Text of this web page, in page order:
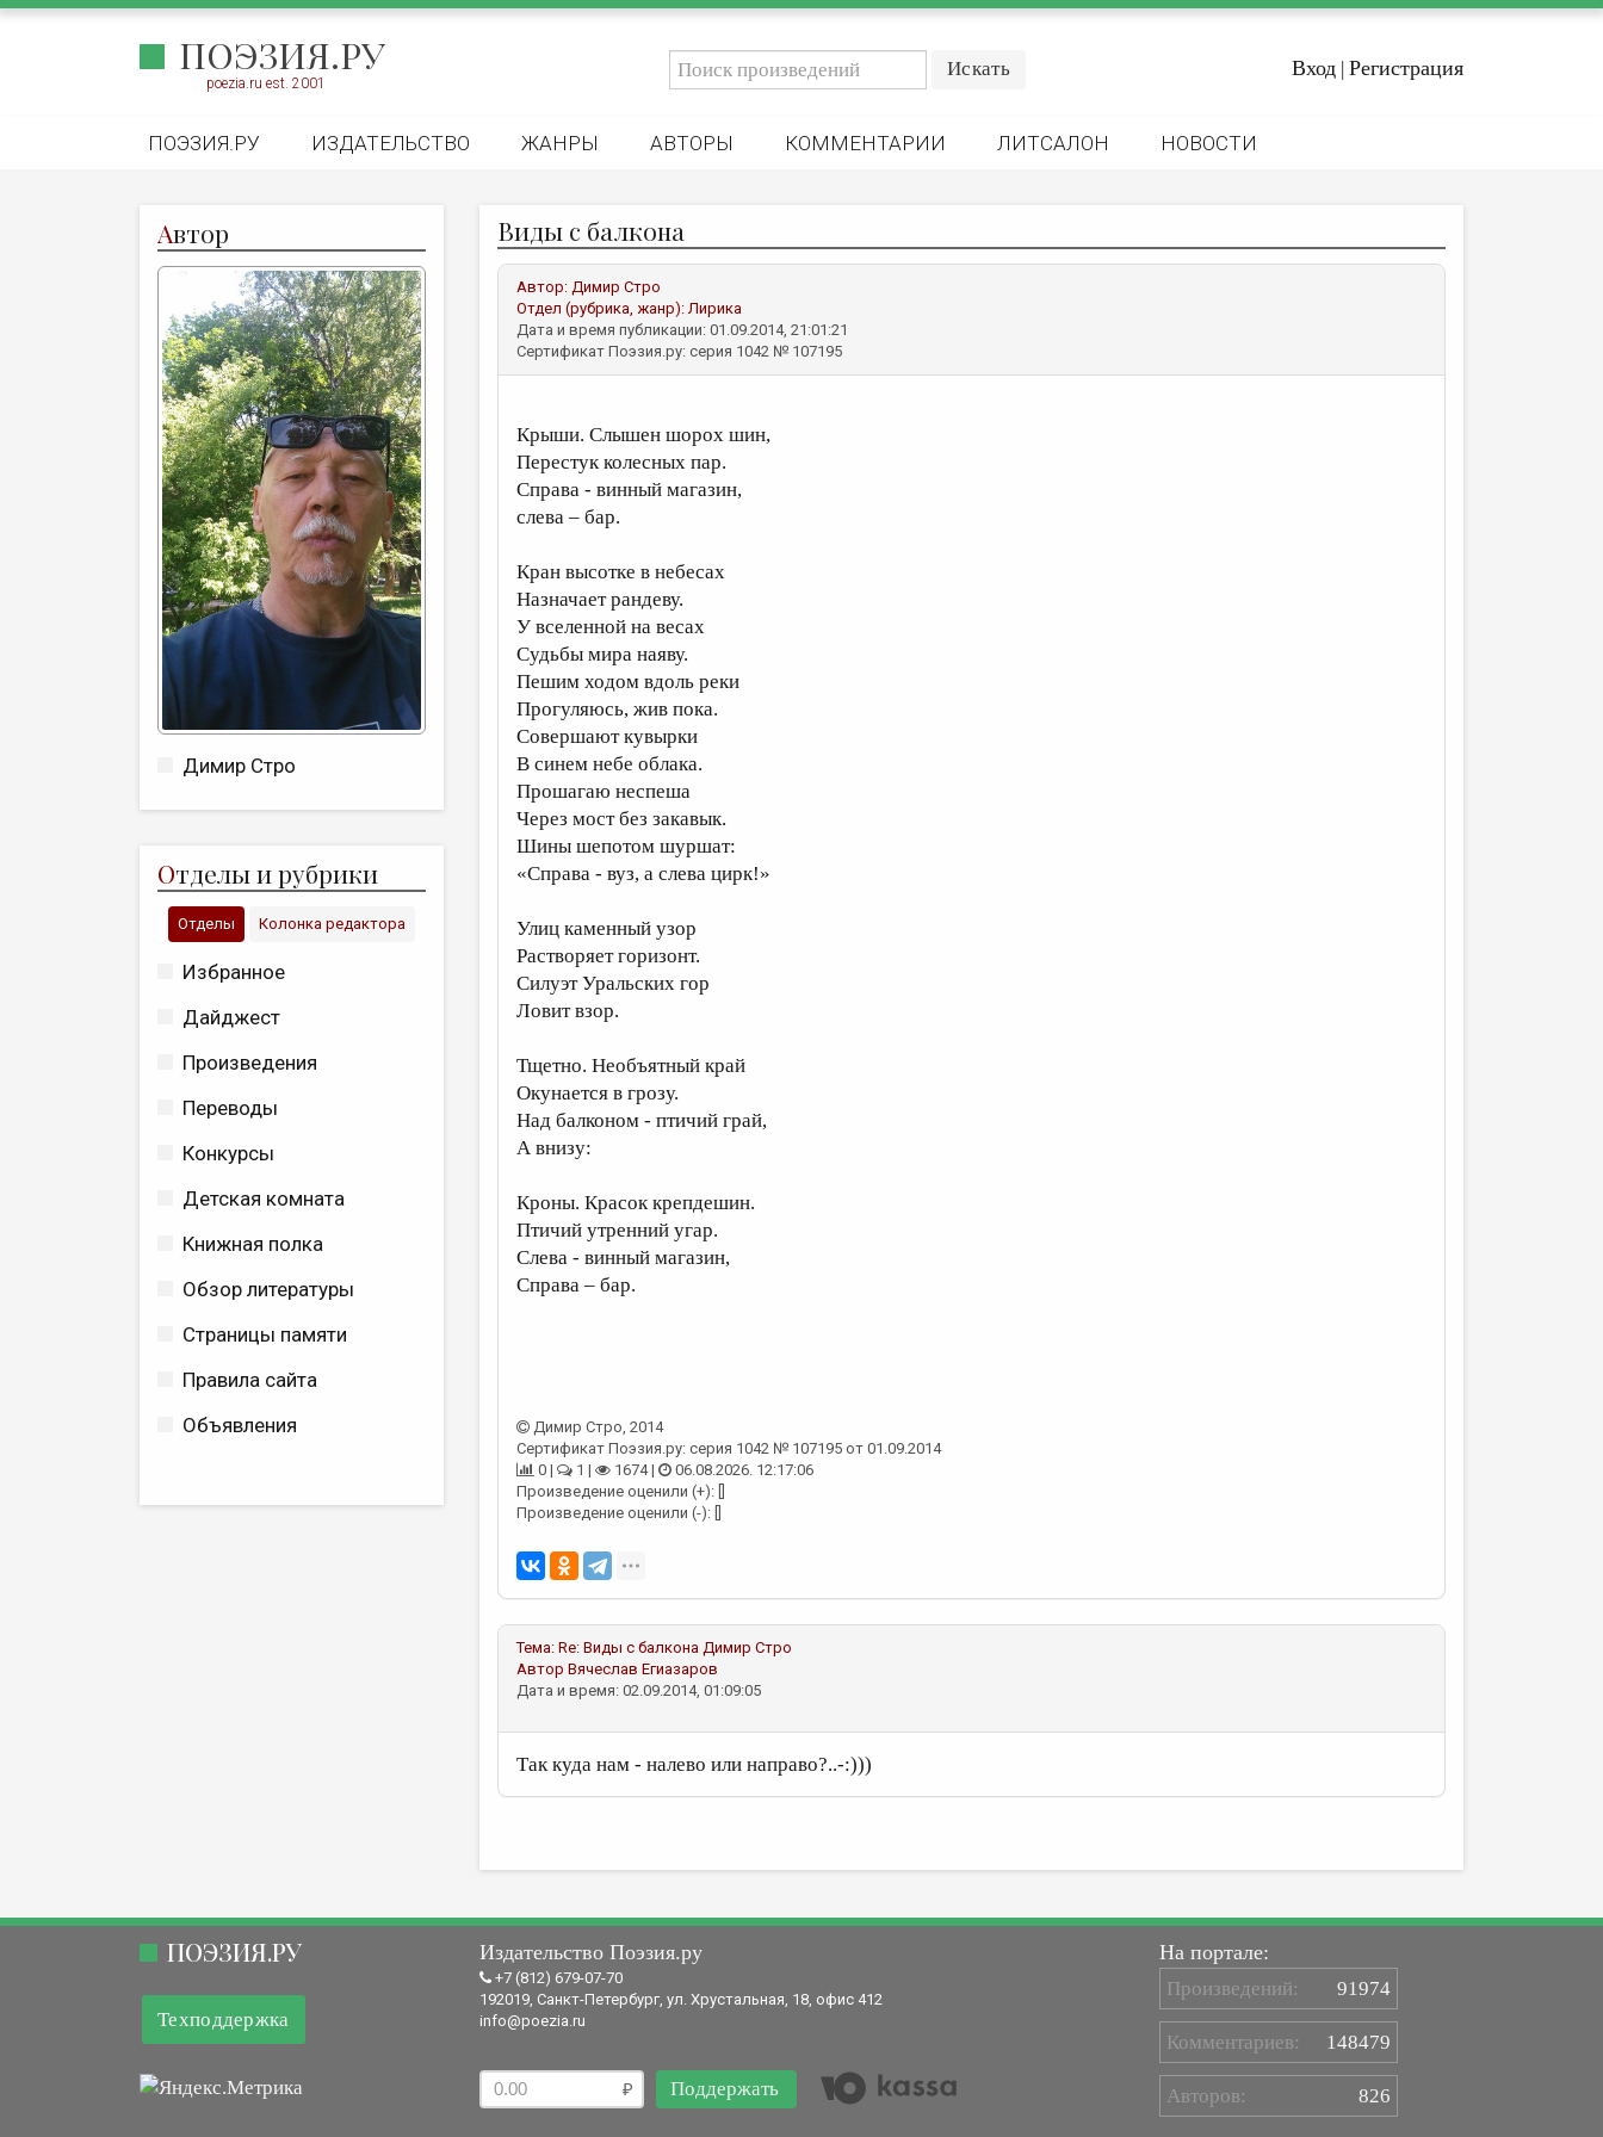
ПОЭЗИЯ.РУ
poezia.ru est. 2001
Вход | Регистрация
ПОЭЗИЯ.РУ ИЗДАТЕЛЬСТВО ЖАНРЫ АВТОРЫ КОММЕНТАРИИ ЛИТСАЛОН НОВОСТИ
Автор
Димир Стро
Отделы и рубрики
Отделы Колонка редактора
Избранное
Дайджест
Произведения
Переводы
Конкурсы
Детская комната
Книжная полка
Обзор литературы
Страницы памяти
Правила сайта
Объявления
Виды с балкона
Автор: Димир Стро
Отдел (рубрика, жанр):Лирика
Дата и время публикации: 01.09.2014, 21:01:21
Сертификат Поэзия.ру: серия 1042 № 107195
Крыши. Слышен шорох шин,
Перестук колесных пар.
Справа - винный магазин,
слева – бар.
Кран высотке в небесах
Назначает рандеву.
У вселенной на весах
Судьбы мира наяву.
Пешим ходом вдоль реки
Прогуляюсь, жив пока.
Совершают кувырки
В синем небе облака.
Прошагаю неспеша
Через мост без закавык.
Шины шепотом шуршат:
«Справа - вуз, а слева цирк!»
Улиц каменный узор
Растворяет горизонт.
Силуэт Уральских гор
Ловит взор.
Тщетно. Необъятный край
Окунается в грозу.
Над балконом - птичий грай,
А внизу:
Кроны. Красок крепдешин.
Птичий утренний угар.
Слева - винный магазин,
Справа – бар.
Димир Стро, 2014
Сертификат Поэзия.ру: серия 1042 № 107195 от 01.09.2014
0 |
1 | 1674 |
06.08.2026. 12:17:06
Произведение оценили (+): []
Произведение оценили (-): []
Тема: Re: Виды с балкона Димир Стро
Автор Вячеслав Егиазаров
Дата и время: 02.09.2014, 01:09:05
Так куда нам - налево или направо?..-:)))
ПОЭЗИЯ.РУ
Техподдержка
Издательство Поэзия.ру
+7 (812) 679-07-70
192019, Санкт-Петербург, ул. Хрустальная, 18, офис 412
info@poezia.ru
Поддержать
На портале:
Произведений: 91974
Комментариев: 148479
Авторов: 826